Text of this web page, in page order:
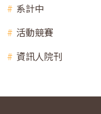
系計中
活動競賽
資訊人院刊